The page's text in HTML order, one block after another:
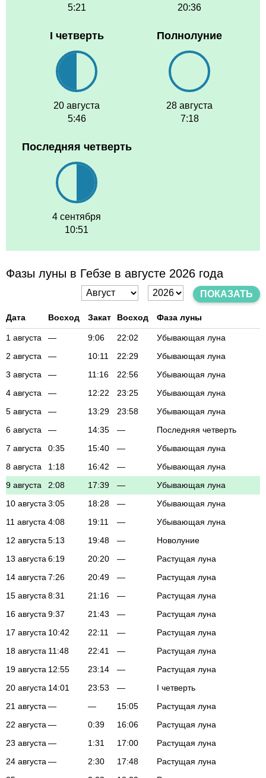
5:21
20:36
I четверть
20 августа
5:46
Полнолуние
28 августа
7:18
Последняя четверть
4 сентября
10:51
Фазы луны в Гебзе в августе 2026 года
ПОКАЗАТЬ
Дата Восход Закат Восход Фаза луны
1 августа — 9:06 22:02
Убывающая луна
2 августа
— 10:11 22:29
Убывающая луна
3 августа
— 11:16 22:56
Убывающая луна
4 августа
— 12:22 23:25
Убывающая луна
5 августа
— 13:29 23:58
Убывающая луна
6 августа
— 14:35 —
Последняя четверть
7 августа
0:35 15:40 —
Убывающая луна
8 августа
1:18 16:42 —
Убывающая луна
9 августа
2:08 17:39 —
Убывающая луна
10 августа 3:05 18:28 —
Убывающая луна
11 августа 4:08 19:11 —
Убывающая луна
12 августа 5:13 19:48 —
Новолуние
13 августа 6:19 20:20 —
Растущая луна
14 августа 7:26 20:49 —
Растущая луна
15 августа 8:31 21:16 —
Растущая луна
16 августа 9:37 21:43 —
Растущая луна
17 августа 10:42 22:11 —
Растущая луна
18 августа 11:48 22:41 —
Растущая луна
19 августа 12:55 23:14 —
Растущая луна
20 августа 14:01 23:53 —
I четверть
21 августа — — 15:05
Растущая луна
22 августа — 0:39 16:06
Растущая луна
23 августа — 1:31 17:00
Растущая луна
24 августа — 2:30 17:48
Растущая луна